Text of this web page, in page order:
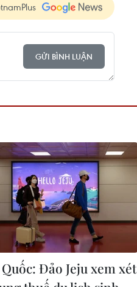
GỬI BÌNH LUẬN
Đảo Jeju xem xét